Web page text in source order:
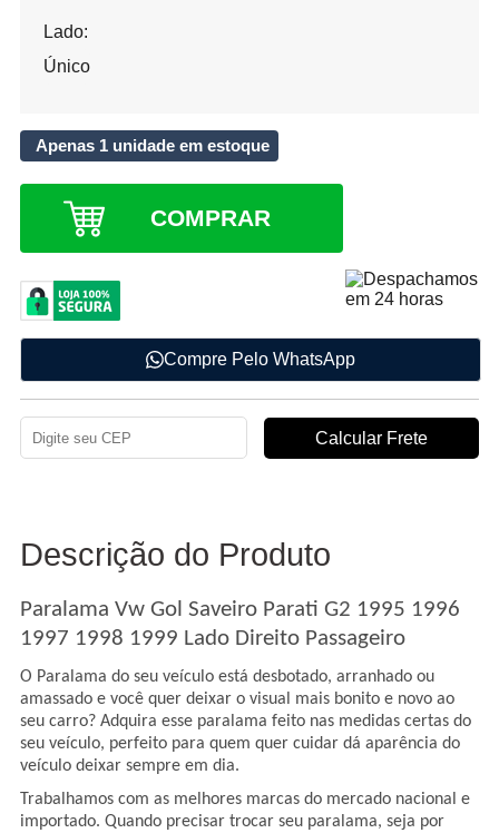
Lado:
Único
Apenas 1 unidade em estoque
COMPRAR
Compre Pelo WhatsApp
Descrição do Produto
Paralama Vw Gol Saveiro Parati G2 1995 1996
1997 1998 1999 Lado Direito Passageiro
O Paralama do seu veículo está desbotado, arranhado ou
amassado e você quer deixar o visual mais bonito e novo ao
seu carro? Adquira esse paralama feito nas medidas certas do
seu veículo, perfeito para quem quer cuidar dá aparência do
veículo deixar sempre em dia.
Trabalhamos com as melhores marcas do mercado nacional e
importado. Quando precisar trocar seu paralama, seja por